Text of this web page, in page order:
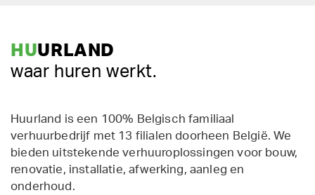
HUURLAND
waar huren werkt.
Huurland is een 100% Belgisch familiaal
verhuurbedrijf met 13 filialen doorheen België. We
bieden uitstekende verhuuroplossingen voor bouw,
renovatie, installatie, afwerking, aanleg en
onderhoud.